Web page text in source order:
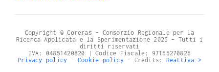
Copyright @ Coreras - Consorzio Regionale per la
Ricerca Applicata e la Sperimentazione 2025 – Tutti i
diritti riservati
IVA: 04851420820 | Codice Fiscale: 97155270826
Privacy policy - Cookie policy - Credits: Reattiva >